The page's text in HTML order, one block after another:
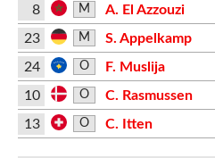
8 M
A. El Azzouzi
23
M S. Appelkamp
24 O
F. Muslija
10
O C. Rasmussen
13 O C. Itten